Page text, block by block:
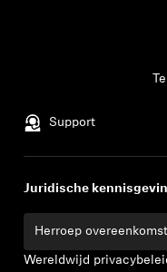
Support
Juridische
Herroep overeenkomst
Wereldwijd
Meld u aan
toe te